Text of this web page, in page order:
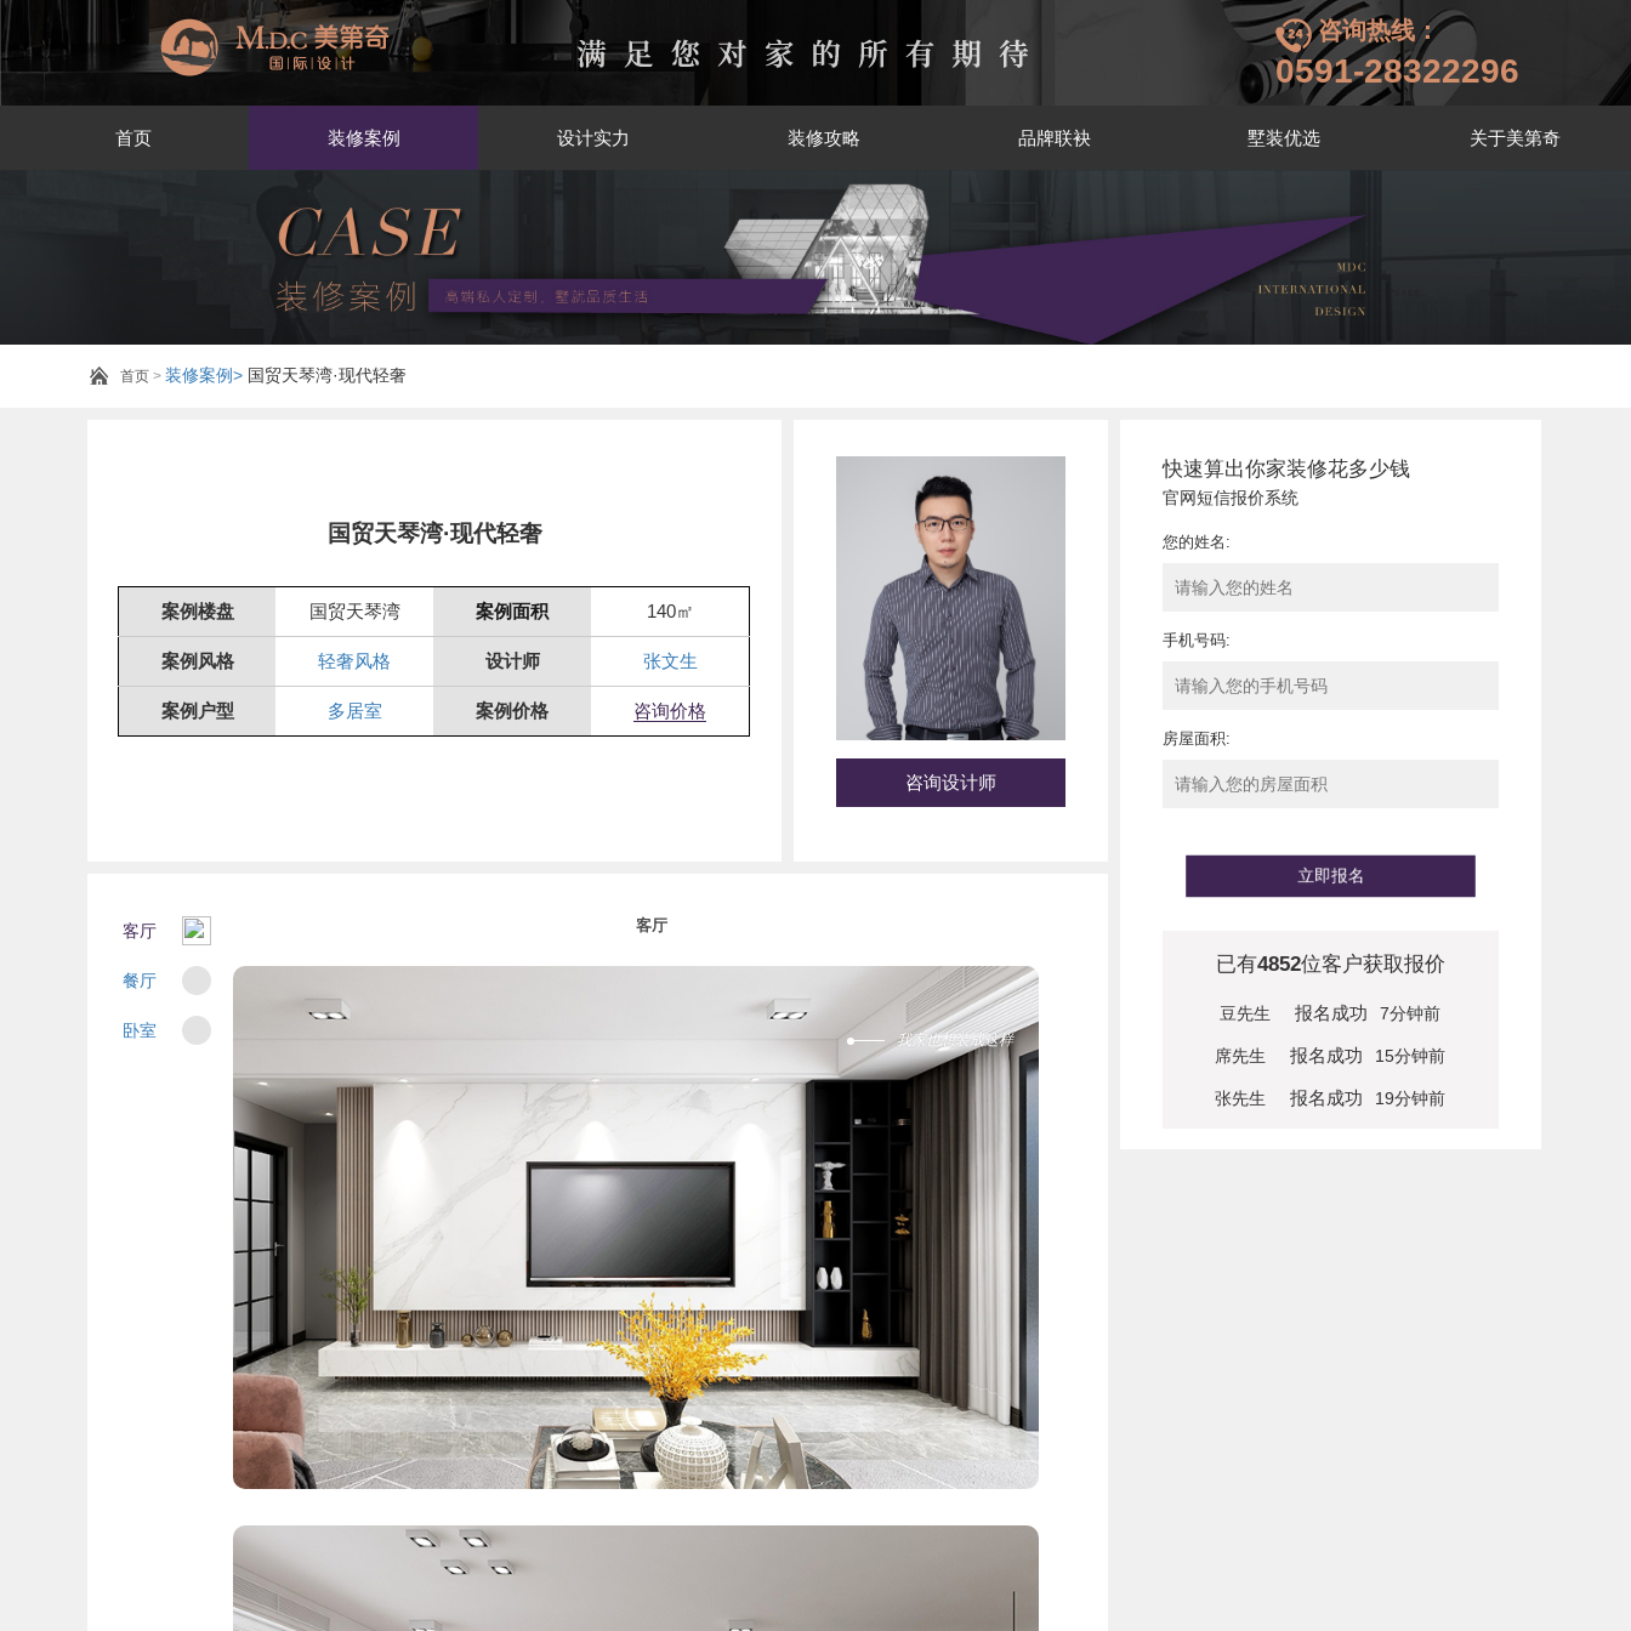
咨询热线：
0591-28322296
首页 装修案例 设计实力 装修攻略 品牌联袂 墅装优选 关于美第奇
首页 > 装修案例> 国贸天琴湾·现代轻奢
国贸天琴湾·现代轻奢
案例楼盘 国贸天琴湾 案例面积 140㎡
案例风格 轻奢风格 设计师 张文生
案例户型 多居室 案例价格 咨询价格
咨询设计师
客厅
餐厅
卧室
客厅
我家也想装成这样
快速算出你家装修花多少钱
官网短信报价系统
您的姓名:
手机号码:
房屋面积:
立即报名
已有4852位客户获取报价
豆先生 报名成功 7分钟前
席先生 报名成功 15分钟前
张先生 报名成功 19分钟前